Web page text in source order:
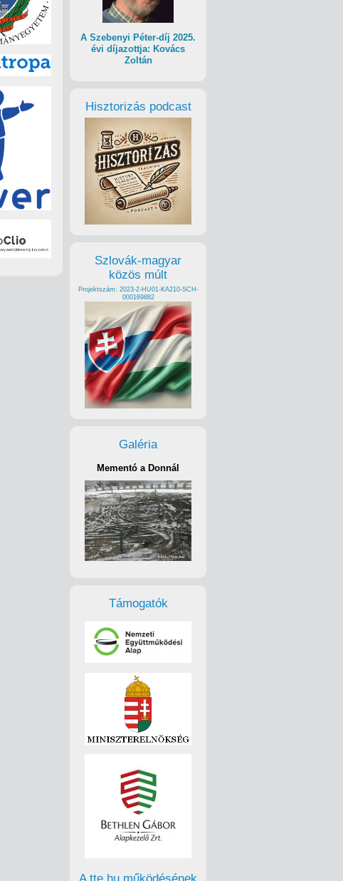
A Szebenyi Péter-díj 2025.
évi díjazottja: Kovács
Zoltán
Hisztorizás podcast
Szlovák-magyar
közös múlt
Projektszám: 2023-2-HU01-KA210-SCH-
000169882
Galéria
Mementó a Donnál
Támogatók